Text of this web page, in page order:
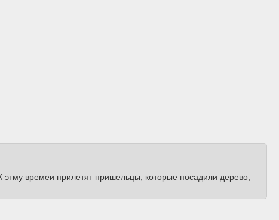
времеи прилетят пришельцы, которые посадили дерево,